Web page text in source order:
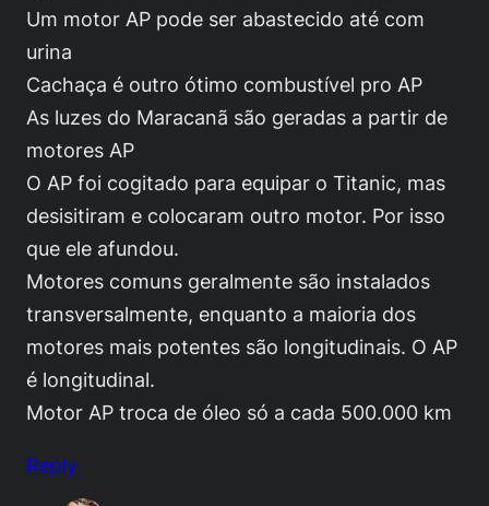
Um motor AP pode ser abastecido até com
urina
Cachaça é outro ótimo combustível pro AP
As luzes do Maracanã são geradas a partir de
motores AP
O AP foi cogitado para equipar o Titanic, mas
desisitiram e colocaram outro motor. Por isso
que ele afundou.
Motores comuns geralmente são instalados
transversalmente, enquanto a maioria dos
motores mais potentes são longitudinais. O AP
é longitudinal.
Motor AP troca de óleo só a cada 500.000 km
Reply